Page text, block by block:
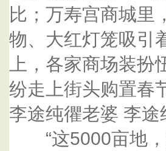
比；万寿宫商城里，
物、大红灯笼吸引
上，各家商场装
纷走上街头购置春
李途纯忂老婆 李
“这5000亩地，